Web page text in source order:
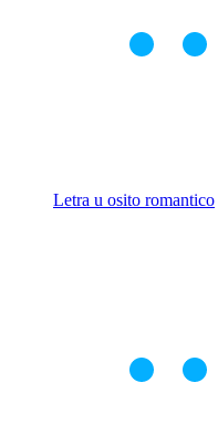
Letra u osito romantico